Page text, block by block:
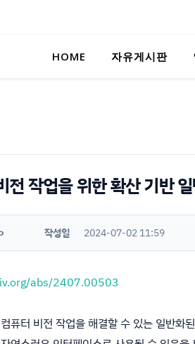
HOME 자유게시판
전 작업을 위한 확산 기반
작성일 2024-07-02 11:59
abs/2407.00503
퓨터 비전 작업을 해결할 수 있는 일반화